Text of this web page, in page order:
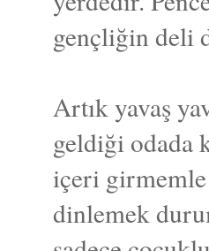
gençliğin deli
Artık yavaş
geldiği odada
içeri girmemle
dinlemek